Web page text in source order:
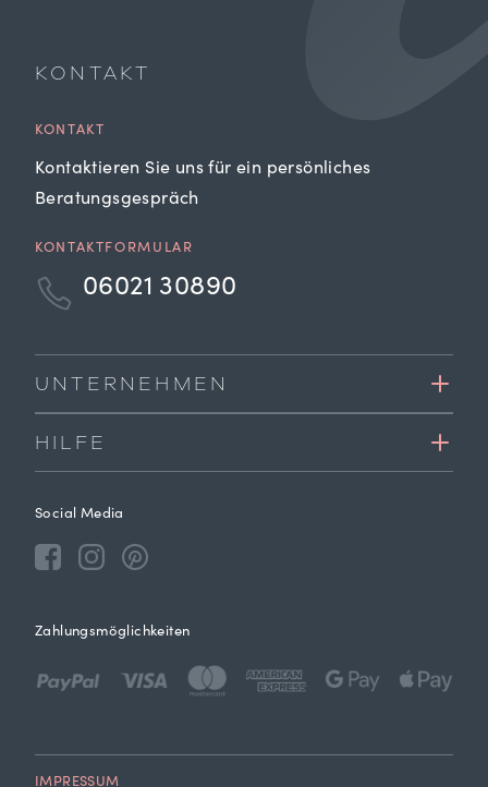
KONTAKT
KONTAKT
Kontaktieren Sie uns für ein persönliches
Beratungsgespräch
KONTAKTFORMULAR
06021 30890
UNTERNEHMEN
HILFE
Social Media
Zahlungsmöglichkeiten
IMPRESSUM